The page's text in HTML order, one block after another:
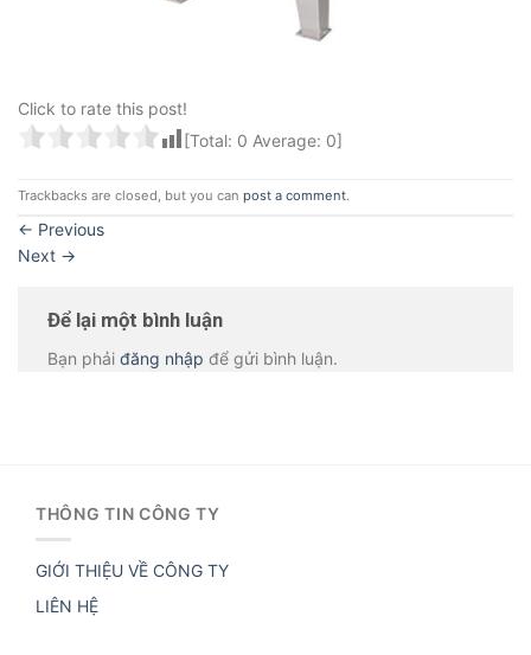
Click to rate this post!
[Total: 0 Average: 0]
Trackbacks are closed, but you can post a comment.
← Previous
Next →
Để lại một bình luận
Bạn phải đăng nhập để gửi bình luận.
THÔNG TIN CÔNG TY
GIỚI THIỆU VỀ CÔNG TY
LIÊN HỆ